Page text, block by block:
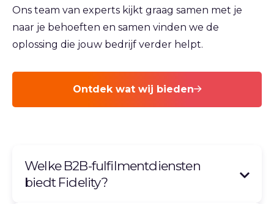
Ons team van experts kijkt graag samen met je
naar je behoeften en samen vinden we de
oplossing die jouw bedrijf verder helpt.
Ontdek wat wij bieden
Welke B2B‑fulfilmentdiensten
biedt Fidelity?